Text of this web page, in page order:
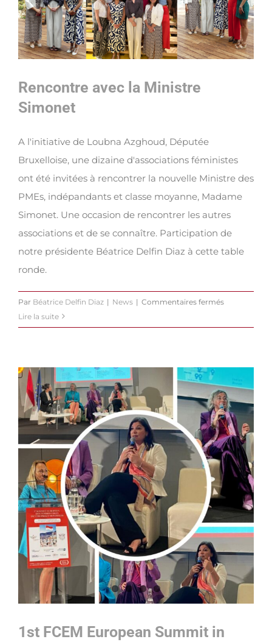
Rencontre avec la Ministre
Simonet
A l'initiative de Loubna Azghoud, Députée
Bruxelloise, une dizaine d'associations féministes
ont été invitées à rencontrer la nouvelle Ministre des
PMEs, indépandants et classe moyanne, Madame
Simonet. Une occasion de rencontrer les autres
associations et de se connaître. Participation de
notre présidente Béatrice Delfin Diaz à cette table
ronde.
Par Béatrice Delfin Diaz | News | Commentaires ferméssur
avec
Lire la suite
1st FCEM European Summit in